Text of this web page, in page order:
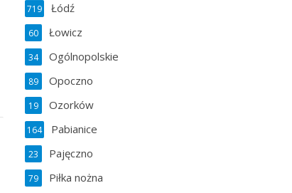
Łódź
719
Łowicz
60
Ogólnopolskie
34
Opoczno
89
Ozorków
19
Pabianice
164
Pajęczno
23
Piłka nożna
79